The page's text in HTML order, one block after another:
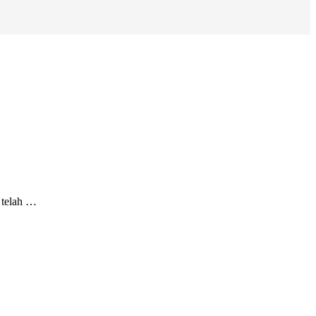
telah …